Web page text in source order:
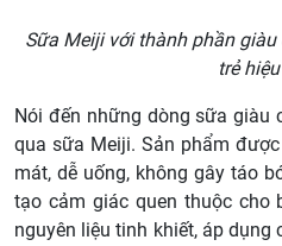
Sữa Meiji với thành phần
trẻ
Nói đến những dòng sữa giàu
qua sữa Meiji. Sản phẩm
mát, dễ uống, không gây táo
tạo cảm giác quen thuộc cho
nguyên liệu tinh khiết, áp dụng